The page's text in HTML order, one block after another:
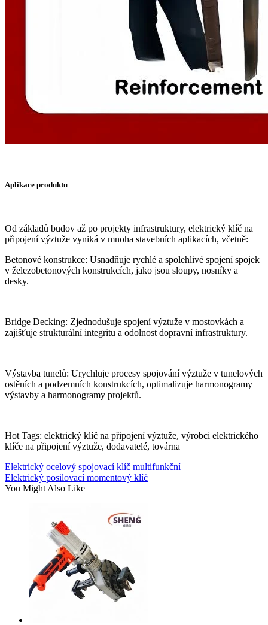
Aplikace produktu
Od základů budov až po projekty infrastruktury, elektrický klíč na
připojení výztuže vyniká v mnoha stavebních aplikacích, včetně:
Betonové konstrukce: Usnadňuje rychlé a spolehlivé spojení spojek
v železobetonových konstrukcích, jako jsou sloupy, nosníky a
desky.
Bridge Decking: Zjednodušuje spojení výztuže v mostovkách a
zajišťuje strukturální integritu a odolnost dopravní infrastruktury.
Výstavba tunelů: Urychluje procesy spojování výztuže v tunelových
ostěních a podzemních konstrukcích, optimalizuje harmonogramy
výstavby a harmonogramy projektů.
Hot Tags: elektrický klíč na připojení výztuže, výrobci elektrického
klíče na připojení výztuže, dodavatelé, továrna
Elektrický ocelový spojovací klíč multifunkční
Elektrický posilovací momentový klíč
You Might Also Like